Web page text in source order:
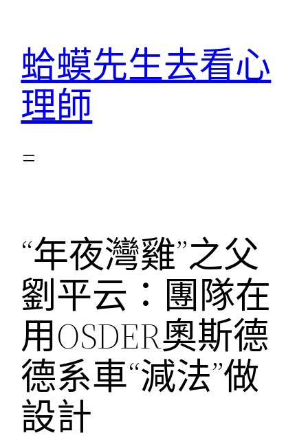
蛤蟆先生去看心
理師
“年夜灣雞”之父
劉平云：團隊在
用OSDER奧斯德
德系車“減法”做
設計